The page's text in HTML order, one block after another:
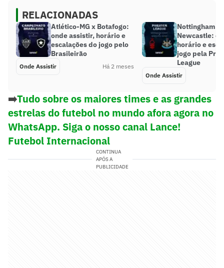
RELACIONADAS
Atlético-MG x Botafogo:
onde assistir, horário e
escalações do jogo pelo
Brasileirão
Onde Assistir Há 2 meses
Nottingham
Newcastle:
horário e
jogo pela
League
Onde Assistir
➡️Tudo sobre os maiores times e as grandes
estrelas do futebol no mundo afora agora no
WhatsApp. Siga o nosso canal Lance!
Futebol Internacional
CONTINUA
APÓS A
PUBLICIDADE